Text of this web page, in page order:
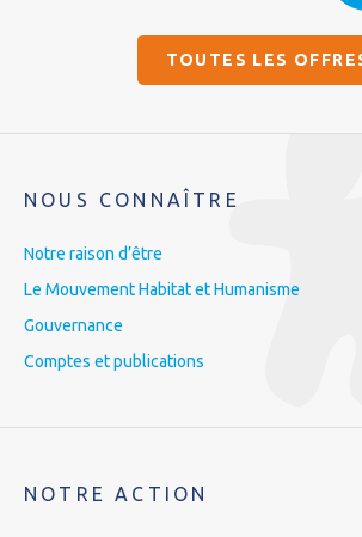
TOUTES LES
NOUS CONNAÎTRE
Notre raison d’être
Le Mouvement Habitat et Humanisme
Gouvernance
Comptes et publications
NOTRE ACTION